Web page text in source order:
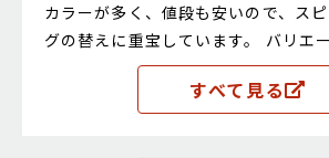
カラーが多く、値段も安いので、ス
グの替えに重宝しています。 バリエ
で、色んな状況に対応できるのが良い
すべて見る